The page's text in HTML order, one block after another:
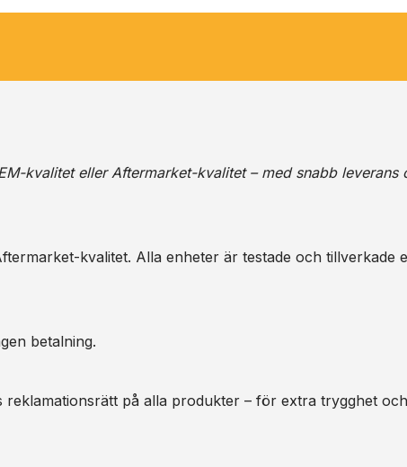
kvalitet eller Aftermarket-kvalitet – med snabb leverans
kvalitet. Alla enheter är testade och tillverkade
betalning.
på alla produkter – för extra trygghet